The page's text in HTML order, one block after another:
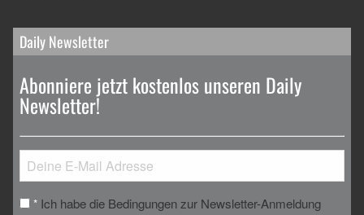
Daily Newsletter
Abonniere jetzt kostenlos unseren Daily
Newsletter!
* Ich habe die Bedingungen zur Newsletter-Anmeldung